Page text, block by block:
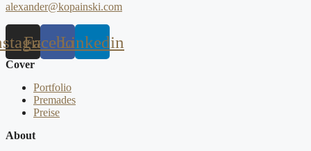
alexander@kopainski.com
FacebookLinkedin
Cover
Menu
Portfolio
Premades
Preise
About